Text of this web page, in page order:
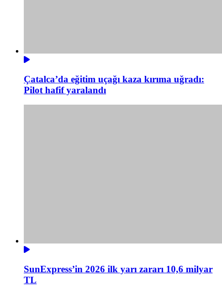
Çatalca’da eğitim uçağı kaza kırıma uğradı:
Pilot hafif yaralandı
SunExpress’in 2026 ilk yarı zararı 10,6 milyar
TL